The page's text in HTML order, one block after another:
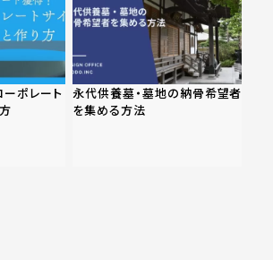
ーポレート
永代供養墓・墓地の納骨希望者
を集める方法